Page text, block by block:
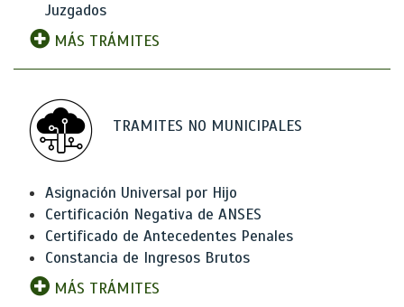
Juzgados
MÁS TRÁMITES
TRAMITES NO MUNICIPALES
Asignación Universal por Hijo
Certificación Negativa de ANSES
Certificado de Antecedentes Penales
Constancia de Ingresos Brutos
MÁS TRÁMITES